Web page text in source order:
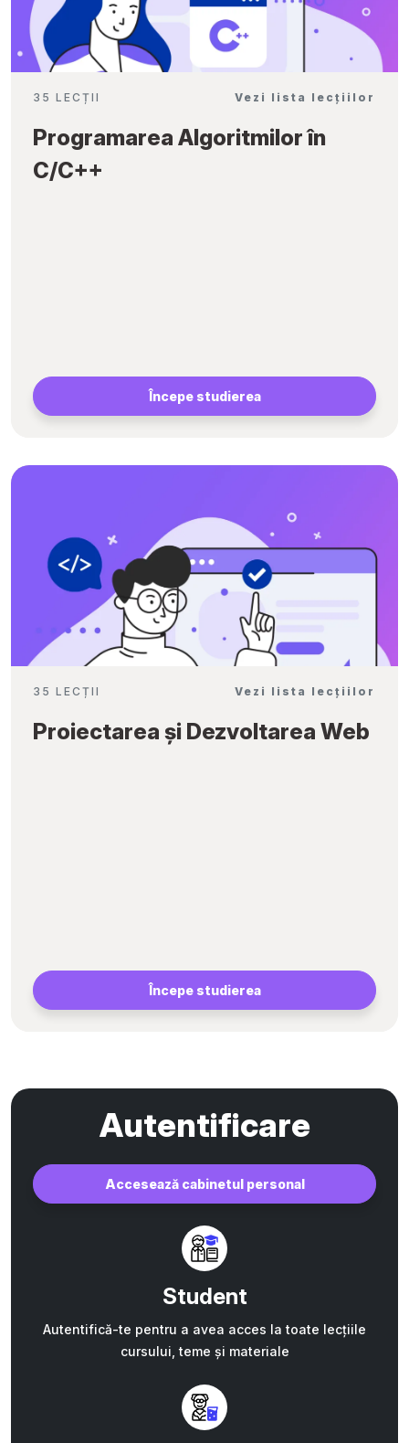
35 LECȚII Vezi lista lecțiilor
Programarea Algoritmilor în
C/C++
Începe studierea
35 LECȚII Vezi lista lecțiilor
Proiectarea și Dezvoltarea Web
Începe studierea
Autentificare
Accesează cabinetul personal
Student
Autentifică-te pentru a avea acces la toate lecțiile
cursului, teme și materiale